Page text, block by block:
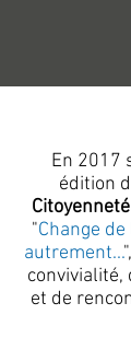
En 2017
édition
"Change
autrement...
convivialité,
et de